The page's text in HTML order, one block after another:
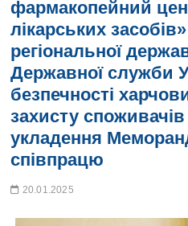
фармакопейний
лікарських
регіональної
Державної служби
безпечності
захисту
укладення
співпрацю
20.01.2025